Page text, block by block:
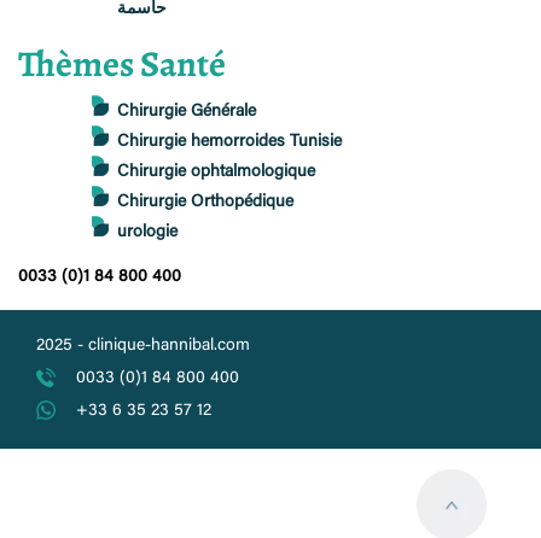
حاسمة
Thèmes Santé
Chirurgie Générale
Chirurgie hemorroides Tunisie
Chirurgie ophtalmologique
Chirurgie Orthopédique
urologie
0033 (0)1 84 800 400
2025 - clinique-hannibal.com
0033 (0)1 84 800 400
+33 6 35 23 57 12